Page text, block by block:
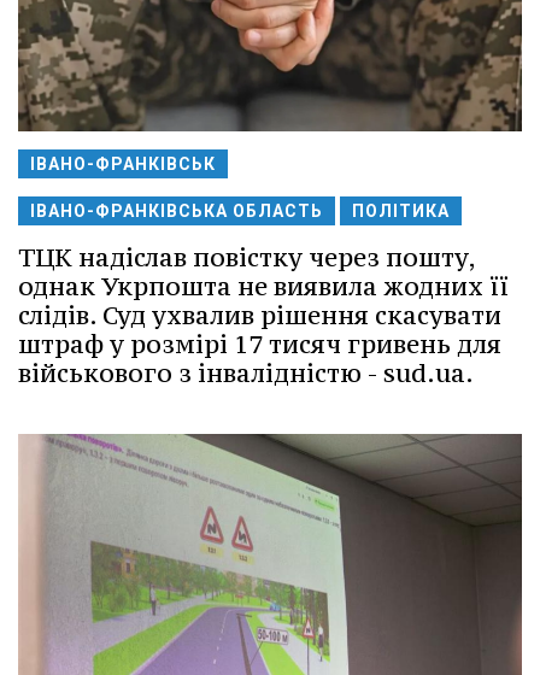
ІВАНО-ФРАНКІВСЬК
ІВАНО-ФРАНКІВСЬКА ОБЛАСТЬ ПОЛІТИКА
ТЦК надіслав повістку через пошту,
однак Укрпошта не виявила жодних її
слідів. Суд ухвалив рішення скасувати
штраф у розмірі 17 тисяч гривень для
військового з інвалідністю - sud.ua.